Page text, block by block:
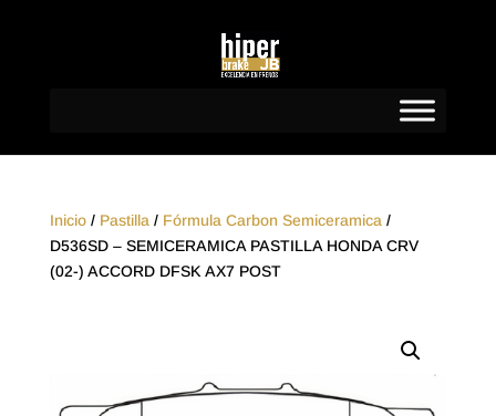
Inicio/ Pastilla / Fórmula Carbon Semiceramica /
D536SD – SEMICERAMICA PASTILLA HONDA CRV
(02-) ACCORD DFSK AX7 POST